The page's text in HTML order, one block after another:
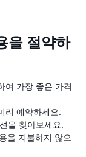
을 절약하
여 가장 좋은 가격
리 예약하세요.
을 찾아보세요.
을 지불하지 않으